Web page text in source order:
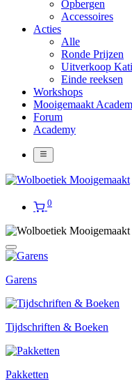
Opbergen
Accessoires
Acties
Alle
Ronde Prijzen
Uitverkoop
Einde reeksen
Workshops
Mooigemaakt
Forum
Academy
0
Garens
Tijdschriften & Boeken
Pakketten